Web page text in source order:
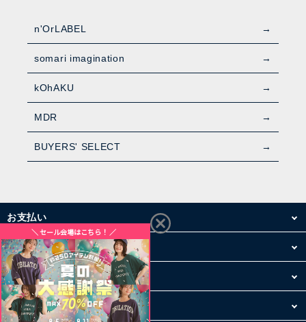
n'OrLABEL
somari imagination
kOhAKU
MDR
BUYERS' SELECT
お支払い
配送・送料
お買い物について
その他